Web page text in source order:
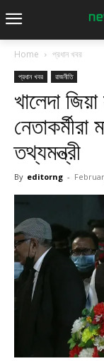
Home প্রধান খবর
প্রধান খবর রাজনীতি
খালেদা
তথ্যমন্ত্রী
By editorng -